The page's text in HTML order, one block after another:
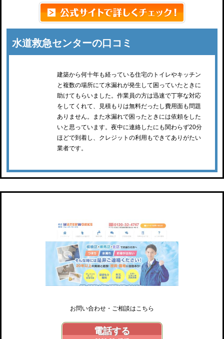
水道救急センターの口コミ
建築から何十年も経っている住宅のトイレやキッチン
と複数の場所にて水漏れが発生して困っていたときに
助けてもらいました。作業員の方は迅速で丁寧な対応
をしてくれて、見積もりは無料だったし費用面も問題
ありません。また水漏れで困ったときには依頼をした
いと思っています。夜中に連絡したにも関わらず20分
ほどで到着し、クレジットの利用もできてありがたい
業者です。
お問い合わせ・ご相談はこちら
電話する